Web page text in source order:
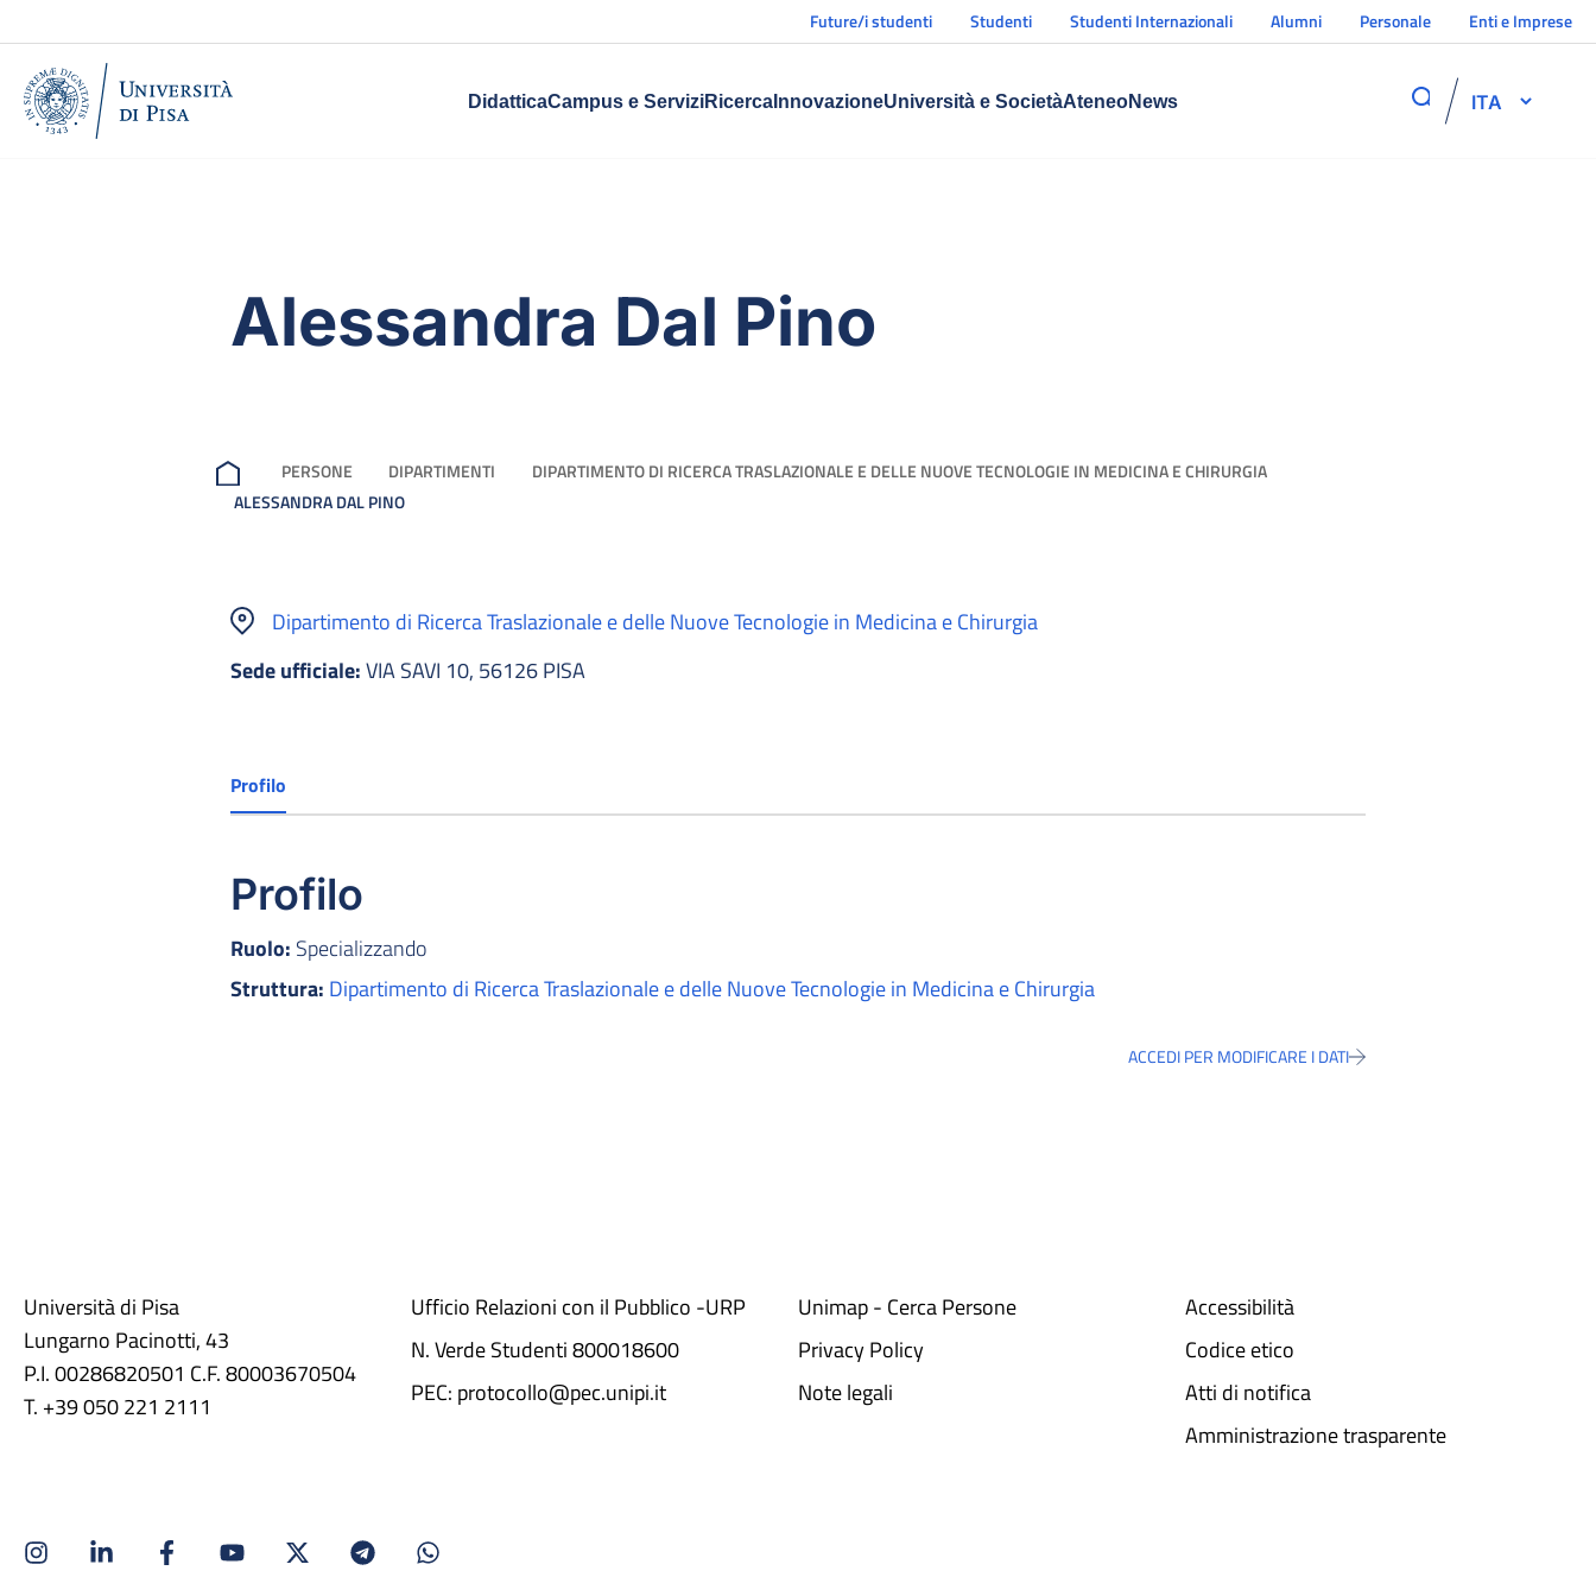
Future/i studenti Studenti Studenti Internazionali Alumni Personale Enti e Imprese
DidatticaCampus e ServiziRicercaInnovazioneUniversità e SocietàAteneoNews ITA
Alessandra Dal Pino
PERSONE DIPARTIMENTI
DIPARTIMENTO DI RICERCA TRASLAZIONALE E DELLE NUOVE TECNOLOGIE IN MEDICINA E CHIRURGIA
ALESSANDRA DAL PINO
Dipartimento di Ricerca Traslazionale e delle Nuove Tecnologie in Medicina e Chirurgia
Sede ufficiale:VIA SAVI 10, 56126 PISA
Profilo
Profilo
Ruolo: Specializzando
Struttura: Dipartimento di Ricerca Traslazionale e delle Nuove Tecnologie in Medicina e Chirurgia
ACCEDI PER MODIFICARE I DATI
Università di Pisa
Lungarno Pacinotti, 43
P.I. 00286820501 C.F. 80003670504
T. +39 050 221 2111
Ufficio Relazioni con il Pubblico -URP
N. Verde Studenti 800018600​
PEC: protocollo@pec.unipi.it
Unimap - Cerca Persone
Privacy Policy
Note legali
Accessibilità
Codice etico
Atti di notifica
Amministrazione trasparente